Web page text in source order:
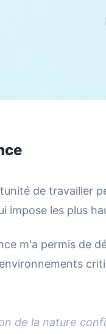
de travailler
impose les plus
m'a permis de
de la nature